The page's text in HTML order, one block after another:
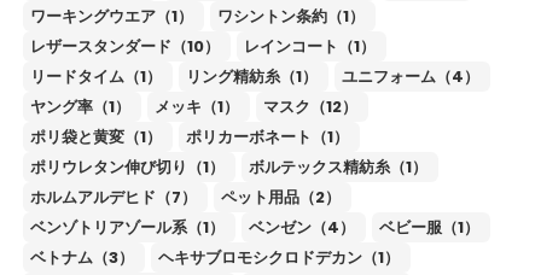
ワーキングウエア（1）
ワシントン条約（1）
レザースタンダード（10）
レインコート（1）
リードタイム（1）
リング精紡糸（1）
ユニフォーム（4）
ヤング率（1）
メッキ（1）
マスク（12）
ポリ袋と黄変（1）
ポリカーボネート（1）
ポリウレタン伸び切り（1）
ボルテックス精紡糸（1）
ホルムアルデヒド（7）
ペット用品（2）
ベンゾトリアゾール系（1）
ベンゼン（4）
ベビー服（1）
ベトナム（3）
ヘキサブロモシクロドデカン（1）